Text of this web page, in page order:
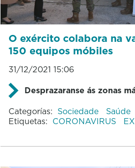
O exército colabora na
150 equipos móbiles
31/12/2021 15:06
Desprazaranse ás zonas
Categorías: Sociedade Saúde
Etiquetas: CORONAVIRUS